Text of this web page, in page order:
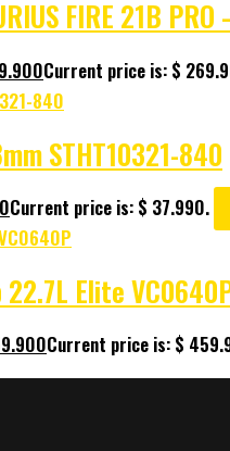
FIRE 21B PRO
Current price is: $
STHT10321-840
Current price is: $ 37.990.
Elite
Current price is: $